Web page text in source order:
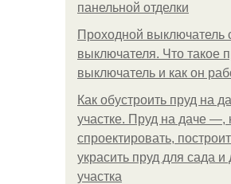
панельной отделки
Проходной выключатель
выключателя. Что такое
выключатель и как он
Как обустроить пруд на
участке. Пруд на даче —,
спроектировать,
украсить пруд для сада и
участка